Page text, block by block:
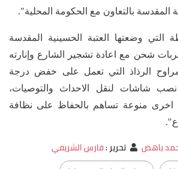
المقدسة بالتعاون مع الحكومة المحلية".
وضعتها العتبة الحسينية المقدسة
شحن مع اعادة تشجير الشارع وإنارته
الرذاذ التي تعمل على خفض درجة
نصب شاشات لنقل الاحداث والتوصيات،
اخرى منوعة تساهم بالحفاظ على نظافة
باهض تحرير:فارس الشريفي